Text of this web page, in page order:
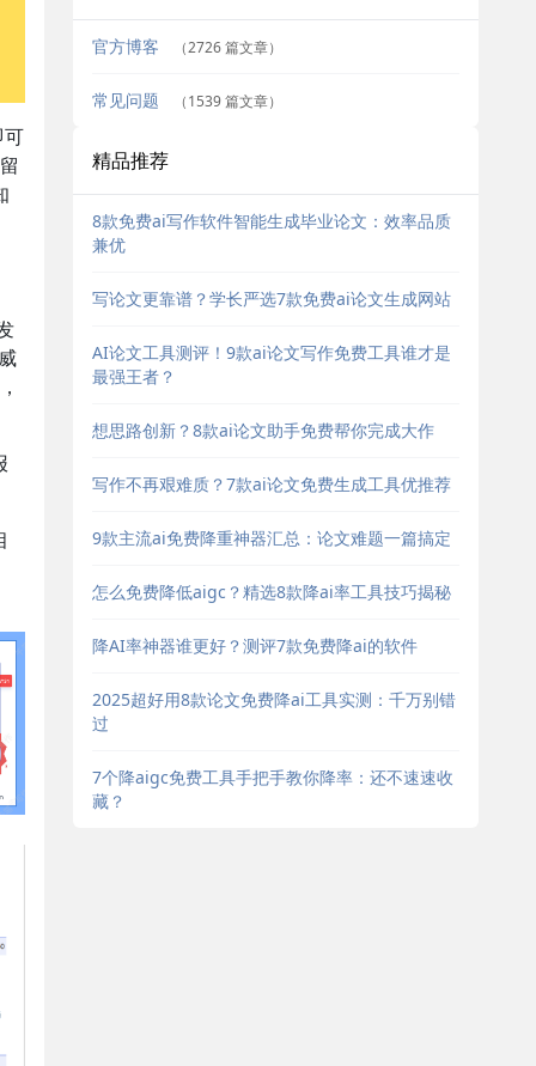
可
官方博客 （2726 篇文章）
常见问题 （1539 篇文章）
精品推荐
8款免费ai写作软件智能生成毕业论文：效率品质
兼优
写论文更靠谱？学长严选7款免费ai论文生成网站
AI论文工具测评！9款ai论文写作免费工具谁才是
最强王者？
想思路创新？8款ai论文助手免费帮你完成大作
写作不再艰难质？7款ai论文免费生成工具优推荐
9款主流ai免费降重神器汇总：论文难题一篇搞定
怎么免费降低aigc？精选8款降ai率工具技巧揭秘
降AI率神器谁更好？测评7款免费降ai的软件
2025超好用8款论文免费降ai工具实测：千万别错
过
7个降aigc免费工具手把手教你降率：还不速速收
藏？